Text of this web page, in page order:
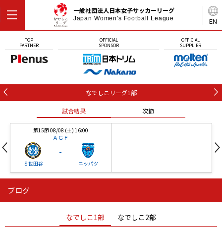
EN
一般社団法人日本女子サッカーリーグ
Japan Women's Football League
TOP
PARTNER
OFFICIAL
SPONSOR
OFFICIAL
SUPPLIER
なでしこリーグ1部
試合結果 次節
第15節 08/08 (土) 16:00
ＡＧＦ
Ｓ世田谷
-
ニッパツ
ニッパツ
ニッパツ 名古屋
石人の星
静岡 愛媛Ｌ
ブログ
なでしこ1部 なでしこ2部